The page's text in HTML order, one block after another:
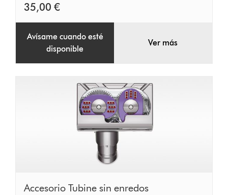
35,00 €
Avísame cuando esté
disponible
Ver más
Accesorio
Accesorio Tubine sin enredos